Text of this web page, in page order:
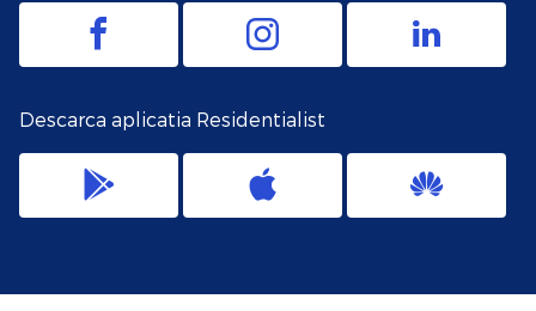
Descarca aplicatia Residentialist